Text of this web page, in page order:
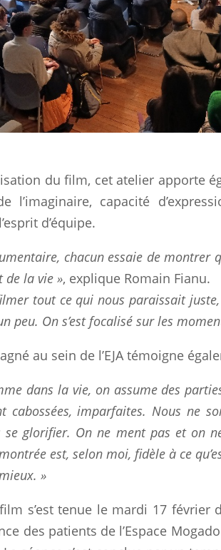
du film, cet atelier apporte
l’imaginaire, capacité
d’équipe.
chacun essaie de montrer
de la vie », explique Romain Fianu.
tout ce qui nous paraissait
peu. On s’est focalisé sur les
au sein de l’EJA témoigne
dans la vie, on assume des
cabossées, imparfaites. Nous ne
se glorifier. On ne ment pas et on
est, selon moi, fidèle à ce
»
s’est tenue le mardi 17 février
des patients de l’Espace